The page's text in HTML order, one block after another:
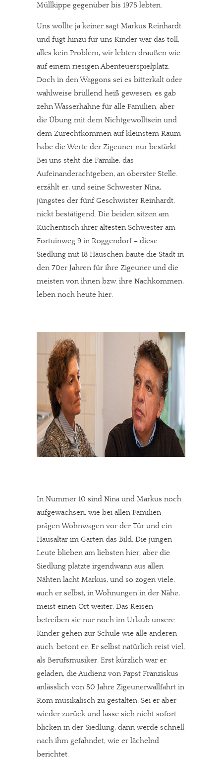
Müllkippe gegenüber bis 1975 lebten.
Uns wollte ja keiner sagt Markus Reinhardt
und fügt hinzu für uns Kinder war das toll,
alles kein Problem, wir lebten draußen wie
auf einem riesigen Abenteuerspielplatz.
Doch in den Waggons sei es bitterkalt oder
wahlweise brüllend heiß gewesen, es gab
zehn Wasserhähne für alle Familien, aber
die Übung mit dem Nichtgewolltsein und
dem Zurechtkommen auf kleinstem Raum
habe die Werte der Zigeuner nur bestärkt
Bei uns steht die Familie, das
Aufeinanderachtgeben, an oberster Stelle.
erzählt er, und seine Schwester Nina,
jüngstes der fünf Geschwister Reinhardt,
nickt bestätigend. Die beiden sitzen am
Küchentisch ihrer ältesten Schwester am
Fortuinweg 9 in Roggendorf – diese
Siedlung mit 18 Häuschen baute die Stadt in
den 70er Jahren für ihre Zigeuner und die
meisten von ihnen bzw. ihre Nachkommen,
leben noch heute hier.
In Nummer 10 sind Nina und Markus noch
aufgewachsen, wie bei allen Familien
prägen Wohnwagen vor der Tür und ein
Hausaltar im Garten das Bild. Die jungen
Leute blieben am liebsten hier, aber die
Siedlung platzte irgendwann aus allen
Nähten lacht Markus, und so zogen viele,
auch er selbst, in Wohnungen in der Nähe,
meist einen Ort weiter. Das Reisen
betreiben sie nur noch im Urlaub unsere
Kinder gehen zur Schule wie alle anderen
auch. betont er. Er selbst natürlich reist viel,
als Berufsmusiker. Erst kürzlich war er
geladen, die Audienz von Papst Franziskus
anlässlich von 50 Jahre Zigeunerwallfahrt in
Rom musikalisch zu gestalten. Sei er aber
wieder zurück und lasse sich nicht sofort
blicken in der Siedlung, dann werde schnell
nach ihm gefahndet, wie er lächelnd
berichtet.